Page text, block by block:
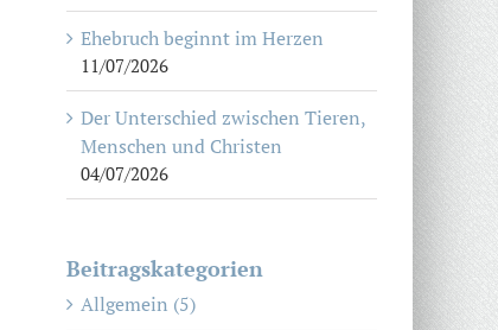
Ehebruch beginnt im Herzen
11/07/2026
Der Unterschied zwischen Tieren,
Menschen und Christen
04/07/2026
Beitragskategorien
Allgemein (5)